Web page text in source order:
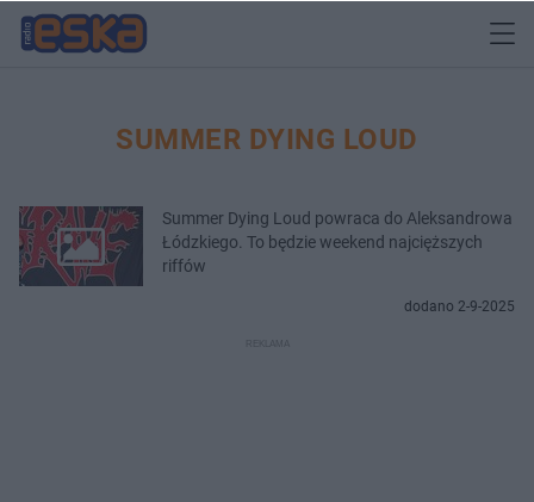
SUMMER DYING LOUD
Summer Dying Loud powraca do Aleksandrowa
Łódzkiego. To będzie weekend najcięższych
riffów
dodano 2-9-2025